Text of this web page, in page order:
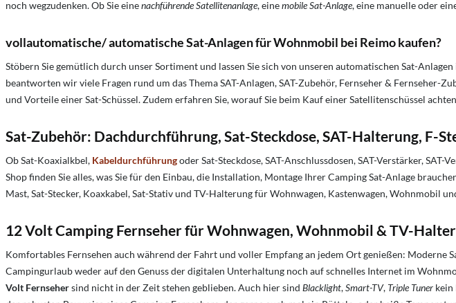
noch wegzudenken. Ob Sie einenachführende Satellitenanlage, einemobile Sat-Anlage, eine manuelle oder
vollautomatische/ automatische Sat-Anlagen für Wohnmobil bei Reimo kaufen?
Stöbern Sie gemütlich durch unser Sortiment und lassen Sie sich von unseren automatischen Sat-
beantworten wir viele Fragen rund um das Thema SAT-Anlagen, SAT-Zubehör, Fernseher &
und Vorteile einer Sat-Schüssel. Zudem erfahren Sie, worauf Sie beim Kauf einer Satellitenschüssel
Sat-Zubehör: Dachdurchführung, Sat-Steckdose, SAT-Halterung, F-
Ob Sat-Koaxialkbel, Kabeldurchführungoder Sat-Steckdose, SAT-Anschlussdosen, SAT-Verstärker,
Shop finden Sie alles, was Sie für den Einbau, die Installation, Montage Ihrer Camping Sat-Anlage
Mast, Sat-Stecker, Koaxkabel, Sat-Stativ und TV-Halterung für Wohnwagen, Kastenwagen, Wohnmobil
12 Volt Camping Fernseher für Wohnwagen, Wohnmobil & TV-
Komfortables Fernsehen auch während der Fahrt und voller Empfang an jedem Ort genießen: Moderne
Campingurlaub weder auf den Genuss der digitalen Unterhaltung noch auf schnelles Internet im
Volt Fernsehersind nicht in der Zeit stehen geblieben. Auch hier sind Blacklight,Smart-TV, Triple Tuner kein